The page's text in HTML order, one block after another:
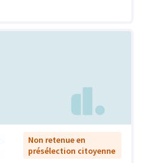
Non retenue en
présélection citoyenne